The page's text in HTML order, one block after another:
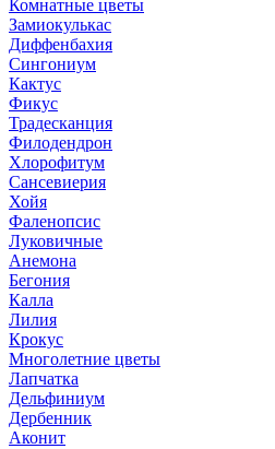
Комнатные цветы
Замиокулькас
Диффенбахия
Сингониум
Кактус
Фикус
Традесканция
Филодендрон
Хлорофитум
Сансевиерия
Хойя
Фаленопсис
Луковичные
Анемона
Бегония
Калла
Лилия
Крокус
Многолетние цветы
Лапчатка
Дельфиниум
Дербенник
Аконит